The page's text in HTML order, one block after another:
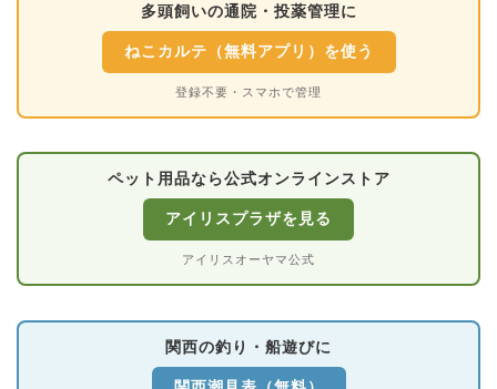
多頭飼いの通院・投薬管理に
ねこカルテ（無料アプリ）を使う
登録不要・スマホで管理
ペット用品なら公式オンラインストア
アイリスプラザを見る
アイリスオーヤマ公式
関西の釣り・船遊びに